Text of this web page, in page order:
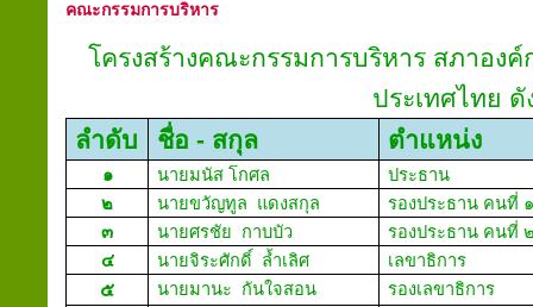
คณะกรรมการบริหาร
โครงสร้างคณะกรรมการบริหาร สภาอง
ประเทศไทย ดั
ลำดับ
ชื่อ- สกุล ตำแหน่ง
๑ นายมนัส โกศล
ประธ
๒
นายขวัญทูล แดงสกุล
รองประธาน คนที่
๓
นายศรชัย กาบบัว
รองประธาน คนที่
๔
นายจิระศักดิ์ ล้ำเลิศ เลขาธิการ
๕ นายมานะ กันใจสอน
รองเลขาธิก